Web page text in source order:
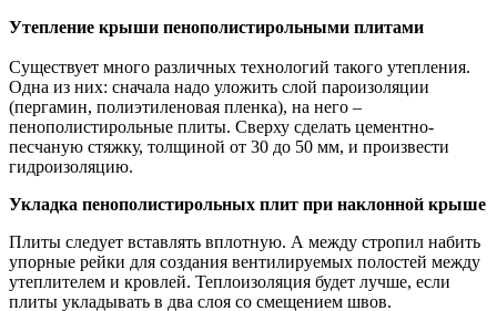
Утепление крыши пенополистирольными плитами
Существует много различных технологий такого утепления.
Одна из них: сначала надо уложить слой пароизоляции
(пергамин, полиэтиленовая пленка), на него –
пенополистирольные плиты. Сверху сделать цементно-
песчаную стяжку, толщиной от 30 до 50 мм, и произвести
гидроизоляцию.
Укладка пенополистирольных плит при наклонной крыше
Плиты следует вставлять вплотную. А между стропил набить
упорные рейки для создания вентилируемых полостей между
утеплителем и кровлей. Теплоизоляция будет лучше, если
плиты укладывать в два слоя со смещением швов.